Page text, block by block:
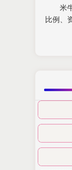
米
比例、